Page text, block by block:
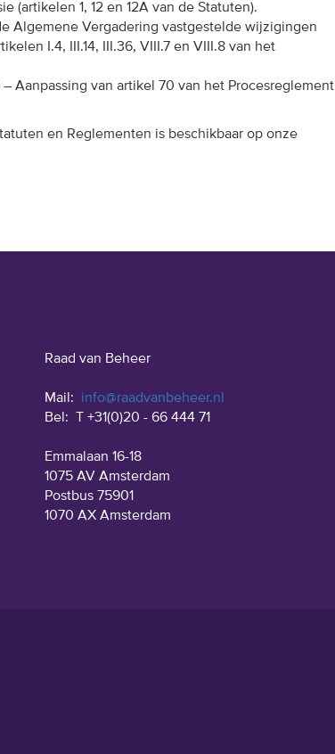
(artikelen 1, 12 en 12A van de Statuten).
Algemene Vergadering vastgestelde wijzigingen
I.4, III.14, III.36, VIII.7 en VIII.8 van het
– Aanpassing van artikel 70 van het Procesreglement
en Reglementen is beschikbaar op onze
Raad van Beheer
Mail: info@raadvanbeheer.nl
Bel:
T +31(0)20 - 66 444 71
Emmalaan 16-18
1075 AV Amsterdam
Postbus 75901
1070 AX Amsterdam